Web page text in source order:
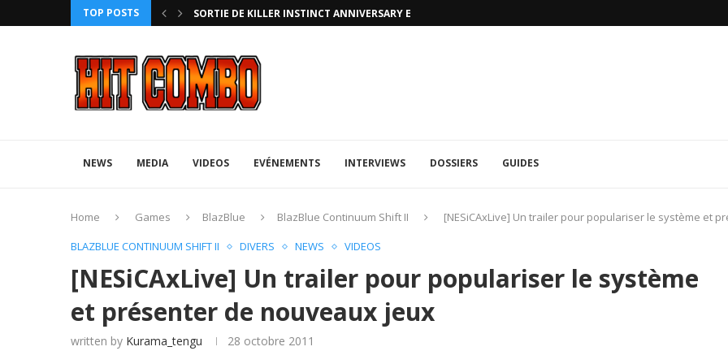
TOP POSTS
AVEC ROLLBACK... SORTIE DE KILLER INSTINCT ANNIVERSARY EDITION
NEWS MEDIA VIDEOS EVÉNEMENTS INTERVIEWS DOSSIERS GUIDES
Home Games BlazBlue BlazBlue Continuum Shift II
[NESiCAxLive] Un trailer pour populariser le système et
BLAZBLUE CONTINUUM SHIFT II
DIVERS NEWS VIDEOS
[NESiCAxLive] Un trailer pour populariser le système
et présenter de nouveaux jeux
written by Kurama_tengu 28 octobre 2011